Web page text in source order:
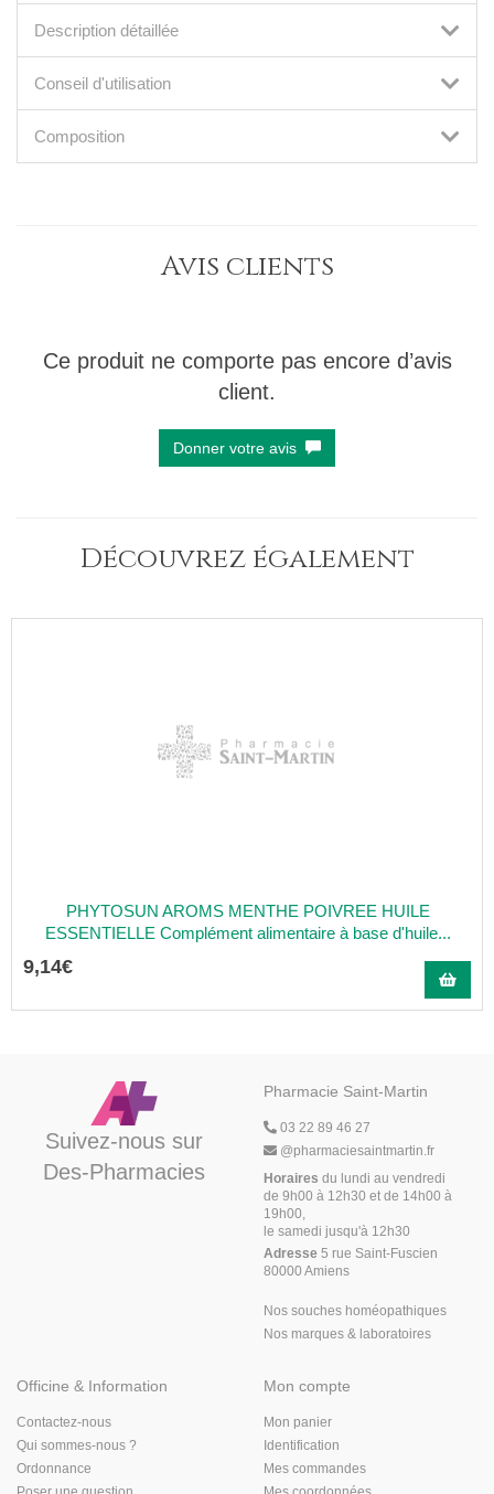
Description détaillée
Conseil d'utilisation
Composition
Avis clients
Ce produit ne comporte pas encore d’avis
client.
Donner votre avis
Découvrez également
PHYTOSUN AROMS MENTHE POIVREE HUILE
ESSENTIELLE Complément alimentaire à base d'huile...
9,14€
Suivez-nous sur
Des-Pharmacies
Pharmacie Saint-Martin
03 22 89 46 27
@pharmaciesaintmartin.fr
Horaires du lundi au vendredi
de 9h00 à 12h30 et de 14h00 à
19h00,
le samedi jusqu'à 12h30
Adresse 5 rue Saint-Fuscien
80000 Amiens
Nos souches homéopathiques
Nos marques & laboratoires
Officine & Information
Contactez-nous
Qui sommes-nous ?
Ordonnance
Mon compte
Mon panier
Identification
Mes commandes